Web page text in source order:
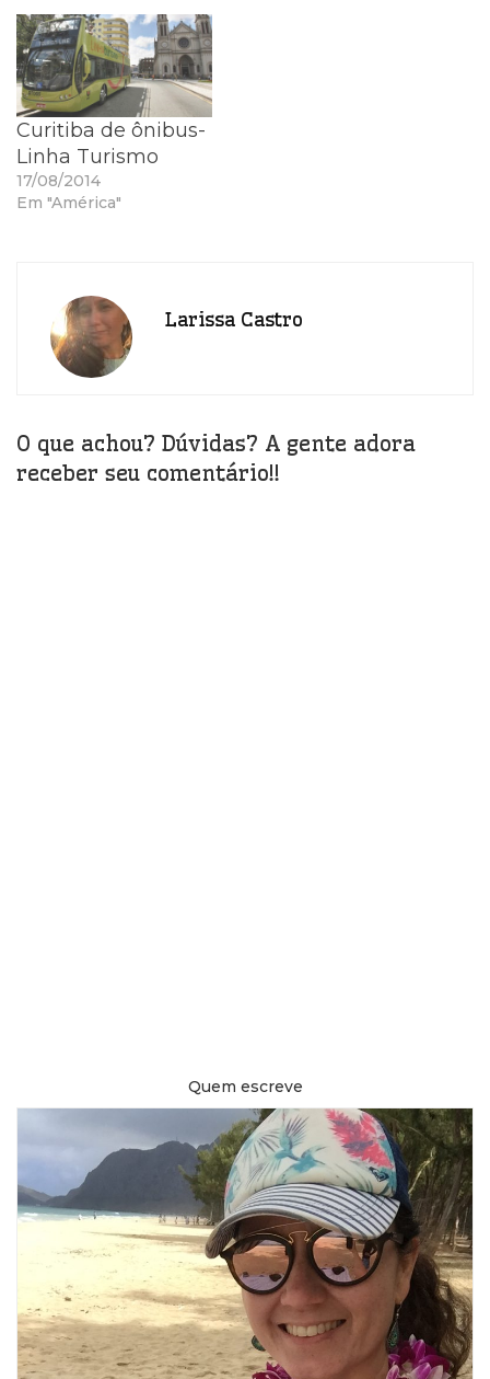
Curitiba de ônibus-
Linha Turismo
17/08/2014
Em "América"
Larissa Castro
O que achou? Dúvidas? A gente adora
receber seu comentário!!
Quem escreve